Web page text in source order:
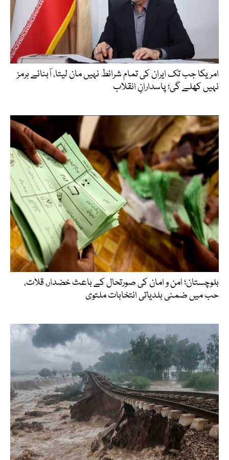
امریکا جب تک ایران کی تمام شرائط نہیں مان لیتا، آبنائے ہرمز
نہیں کھلے گی؛ پاسدارانِ انقلاب
بلوچستان؛ امن و امان کی صورتحال کے باعث خضدار، قلات،
حب میں ضمنی بلدیاتی انتخابات ملتوی